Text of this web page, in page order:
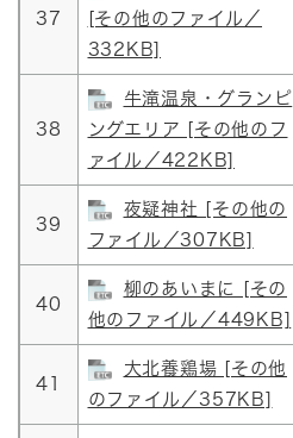
37
[その他のファイル／
332KB]
38
牛滝温泉・グランピ
ングエリア [その他のフ
ァイル／422KB]
39
夜疑神社 [その他の
ファイル／307KB]
40
柳のあいまに [その
他のファイル／449KB]
41
大北養鶏場 [その他
のファイル／357KB]